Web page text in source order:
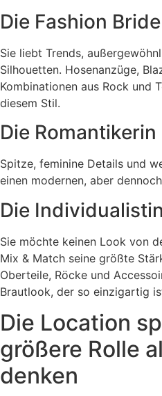
Die Fashion Bride
Sie liebt Trends,
Silhouetten. Hosenanzüge,
Kombinationen aus Rock und
diesem Stil.
Die Romantikerin
Spitze, feminine Details und
einen modernen, aber
Die Individualistin
Sie möchte keinen Look von
Mix & Match seine größte
Oberteile, Röcke und
Brautlook, der so einzigartig
Die Location
größere Rolle
denken